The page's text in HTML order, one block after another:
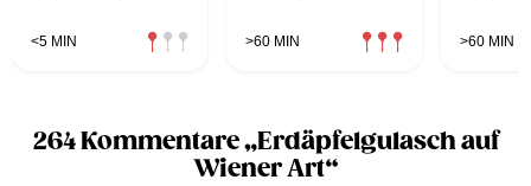
<5 MIN >60 MIN >60 MIN
264 Kommentare „Erdäpfelgulasch auf
Wiener Art“